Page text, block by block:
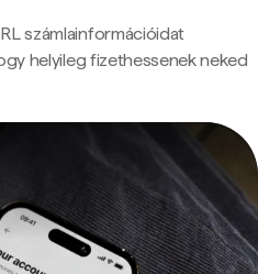
számlainformációidat
helyileg fizethessenek neked